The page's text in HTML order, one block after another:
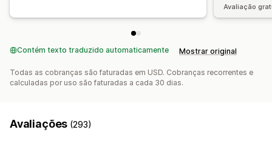
Avaliação
Contém texto traduzido automaticamente Mostrar original
Todas as cobranças são faturadas em USD. Cobranças recorrentes e
calculadas por uso são faturadas a cada 30 dias.
Avaliações (293)